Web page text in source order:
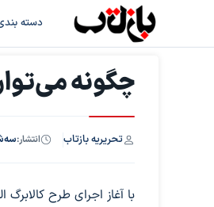
دسته
چگونه
تحریریه بازتاب انتشار:سه‌شنبه ۳۰ دی
با آغاز اجرای طرح